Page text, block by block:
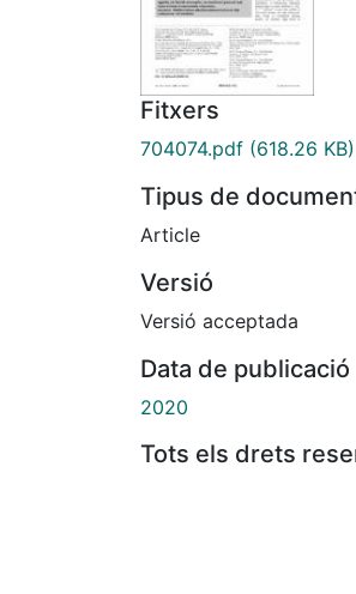
Fitxers
704074.pdf (618.26 KB)
Tipus de
Article
Versió
Versió acceptada
Data de publicació
2020
Tots els drets